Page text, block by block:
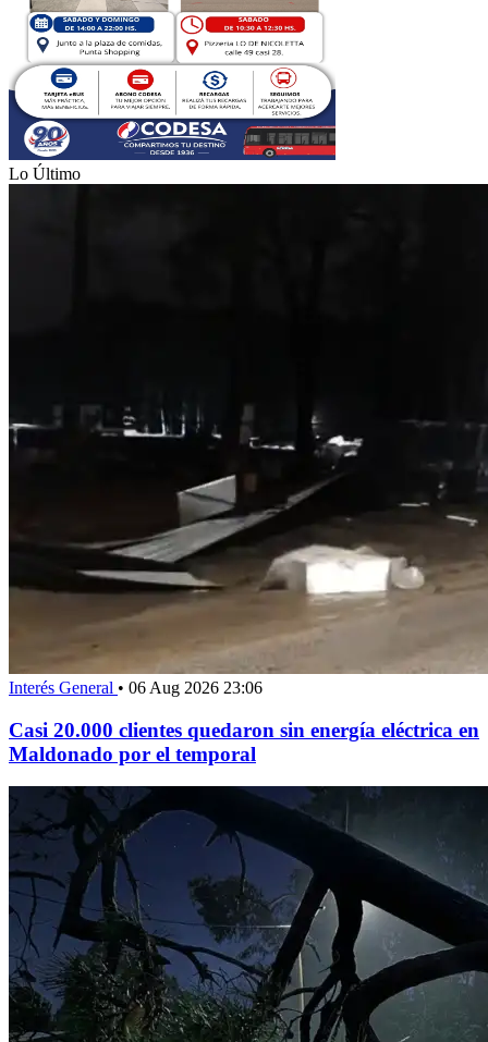
Lo Último
Interés General • 06 Aug 2026 23:06
Casi 20.000 clientes quedaron sin energía eléctrica en
Maldonado por el temporal